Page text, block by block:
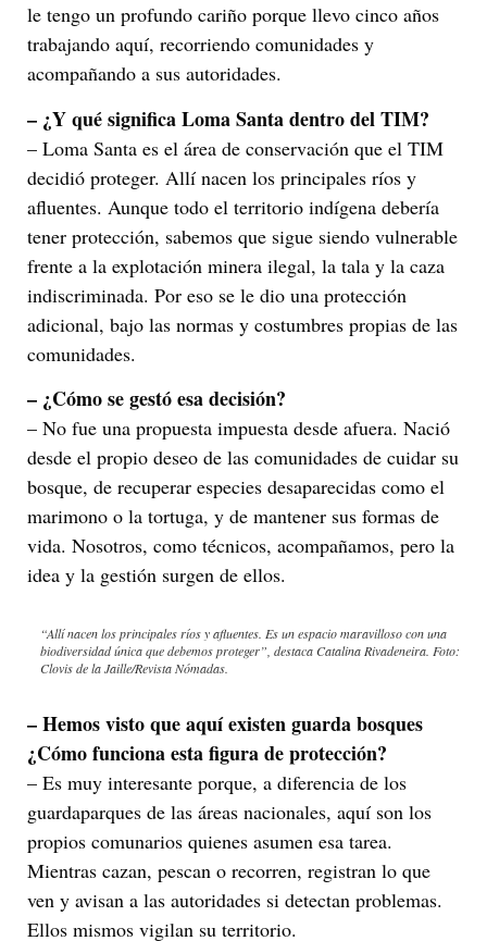
le tengo un profundo cariño porque llevo cinco años
trabajando aquí, recorriendo comunidades y
acompañando a sus autoridades.
– ¿Y qué significa Loma Santa dentro del TIM?
– Loma Santa es el área de conservación que el TIM
decidió proteger. Allí nacen los principales ríos y
afluentes. Aunque todo el territorio indígena debería
tener protección, sabemos que sigue siendo vulnerable
frente a la explotación minera ilegal, la tala y la caza
indiscriminada. Por eso se le dio una protección
adicional, bajo las normas y costumbres propias de las
comunidades.
– ¿Cómo se gestó esa decisión?
– No fue una propuesta impuesta desde afuera. Nació
desde el propio deseo de las comunidades de cuidar su
bosque, de recuperar especies desaparecidas como el
marimono o la tortuga, y de mantener sus formas de
vida. Nosotros, como técnicos, acompañamos, pero la
idea y la gestión surgen de ellos.
“Allí nacen los principales ríos y afluentes. Es un espacio maravilloso con una
biodiversidad única que debemos proteger”, destaca Catalina Rivadeneira. Foto:
Clovis de la Jaille/Revista Nómadas.
– Hemos visto que aquí existen guarda bosques
¿Cómo funciona esta figura de protección?
– Es muy interesante porque, a diferencia de los
guardaparques de las áreas nacionales, aquí son los
propios comunarios quienes asumen esa tarea.
Mientras cazan, pescan o recorren, registran lo que
ven y avisan a las autoridades si detectan problemas.
Ellos mismos vigilan su territorio.